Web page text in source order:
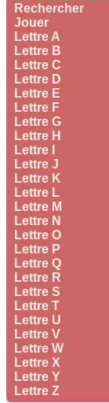
Rechercher
Jouer
Lettre A
Lettre B
Lettre C
Lettre D
Lettre E
Lettre F
Lettre G
Lettre H
Lettre I
Lettre J
Lettre K
Lettre L
Lettre M
Lettre N
Lettre O
Lettre P
Lettre Q
Lettre R
Lettre S
Lettre T
Lettre U
Lettre V
Lettre W
Lettre X
Lettre Y
Lettre Z